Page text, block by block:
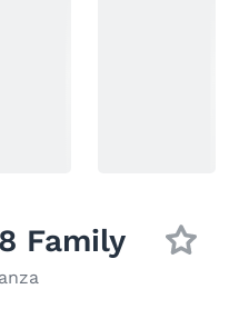
Family